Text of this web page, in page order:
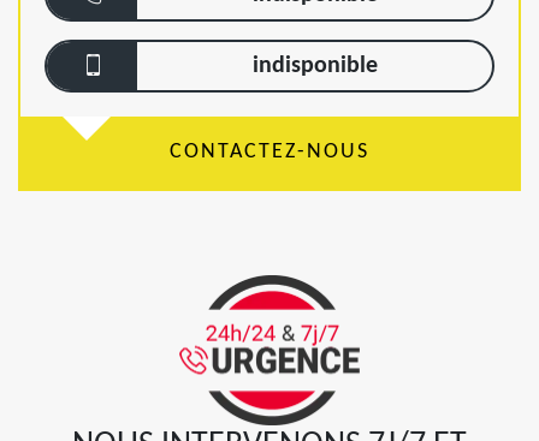
indisponible
CONTACTEZ-NOUS